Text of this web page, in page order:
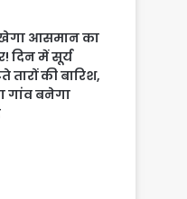
आसमान का
दिन में सूर्य
तारों की बारिश,
गांव बनेगा